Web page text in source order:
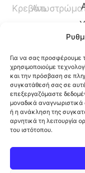
Για να σας προσφέρουμε
χρησιμοποιούμε
και την πρόσβαση σε
συγκατάθεσή σας σε
επεξεργαζόμαστε
μοναδικά
ή η ανάκληση της
αρνητικά τη λειτουργία
του ιστότοπου.
Κρεβάτι
12ο Χλμ.